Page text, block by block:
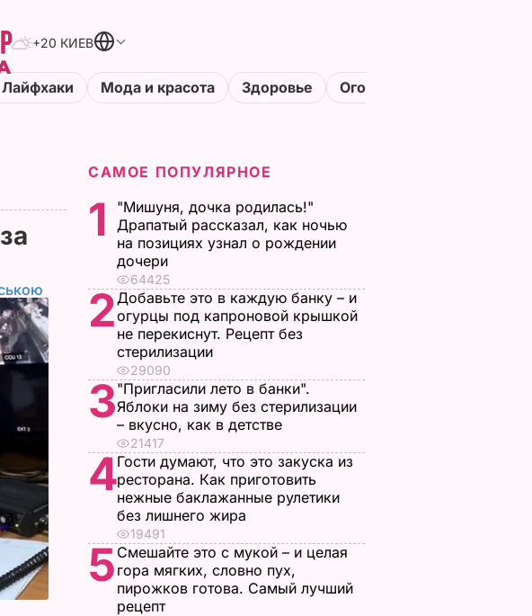
+20 КИЕВ
Лайфхаки Мода и красота Здоровье Огороды
САМОЕ ПОПУЛЯРНОЕ
1
"Мишуня, дочка родилась!"
Драпатый рассказал, как ночью
на позициях узнал о рождении
дочери
64425
2Добавьте это в каждую банку – и
огурцы под капроновой крышкой
не перекиснут. Рецепт без
стерилизации
29090
3"Пригласили лето в банки".
Яблоки на зиму без стерилизации
– вкусно, как в детстве
21417
4Гости думают, что это закуска из
ресторана. Как приготовить
нежные баклажанные рулетики
без лишнего жира
19491
5 Смешайте это с мукой – и целая
гора мягких, словно пух,
пирожков готова. Самый лучший
рецепт